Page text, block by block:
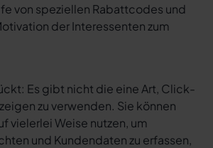
von speziellen Rabattcodes und
der Interessenten zum
Es gibt nicht die eine Art, Click-
zu verwenden. Sie können
vielerlei Weise nutzen, um
und Kundendaten zu erfassen,